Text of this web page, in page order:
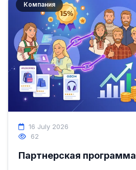
Компания
16 July 2026
62
Партнерская программа